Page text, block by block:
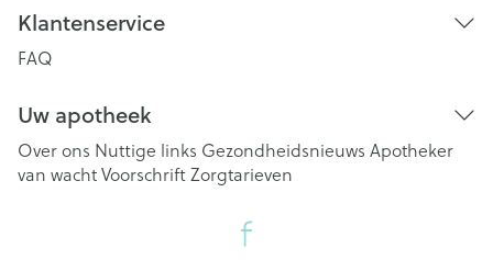
Klantenservice
FAQ
Uw apotheek
Over ons Nuttige links Gezondheidsnieuws Apotheker
van wachtVoorschriftZorgtarieven